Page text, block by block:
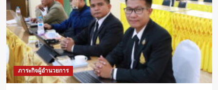
ภาระกิจผู้อำนวยการ